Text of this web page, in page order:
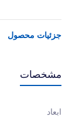
جزئیات محصول
مشخصات
ابعاد